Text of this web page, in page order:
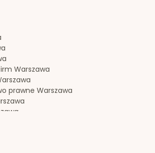
spółek
Warszawa
prawne Warszawa